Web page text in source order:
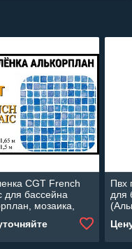
CGT French
для бассейна
мозаика,
Пвх
для